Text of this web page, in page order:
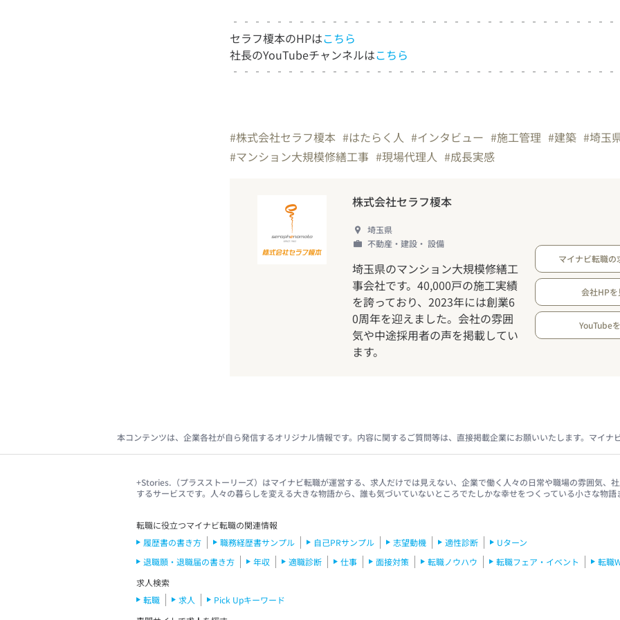
セラフ榎本のHPはこちら
社長のYouTubeチャンネルはこちら
#株式会社セラフ榎本 #はたらく人 #インタビュー #施工管理 #建築 #埼玉
#マンション大規模修繕工事 #現場代理人 #成長実感
株式会社セラフ榎本
埼玉県
不動産・建設・ 設備
埼玉県のマンション大規模修繕工
事会社です。40,000戸の施工実績
を誇っており、2023年には創業6
0周年を迎えました。会社の雰囲
気や中途採用者の声を掲載してい
ます。
マイナビ転職の
会社HPを
YouTube
本コンテンツは、企業各社が自ら発信するオリジナル情報です。内容に関するご質問等は、直接掲載企業にお願いいたします。マイナ
+Stories.（プラスストーリーズ）はマイナビ転職が運営する、求人だけでは見えない、企業で働く人々の日常や職場の雰囲気、
するサービスです。人々の暮らしを変える大きな物語から、誰も気づいていないところでたしかな幸せをつくっている小さな物語
転職に役立つマイナビ転職の関連情報
履歴書の書き方
職務経歴書サンプル 自己PRサンプル 志望動機 適性診断
Uターン
退職願・退職届の書き方
年収 適職診断 仕事 面接対策 転職ノウハウ 転職フェア・イベント
転職
求人検索
転職
求人
Pick Upキーワード